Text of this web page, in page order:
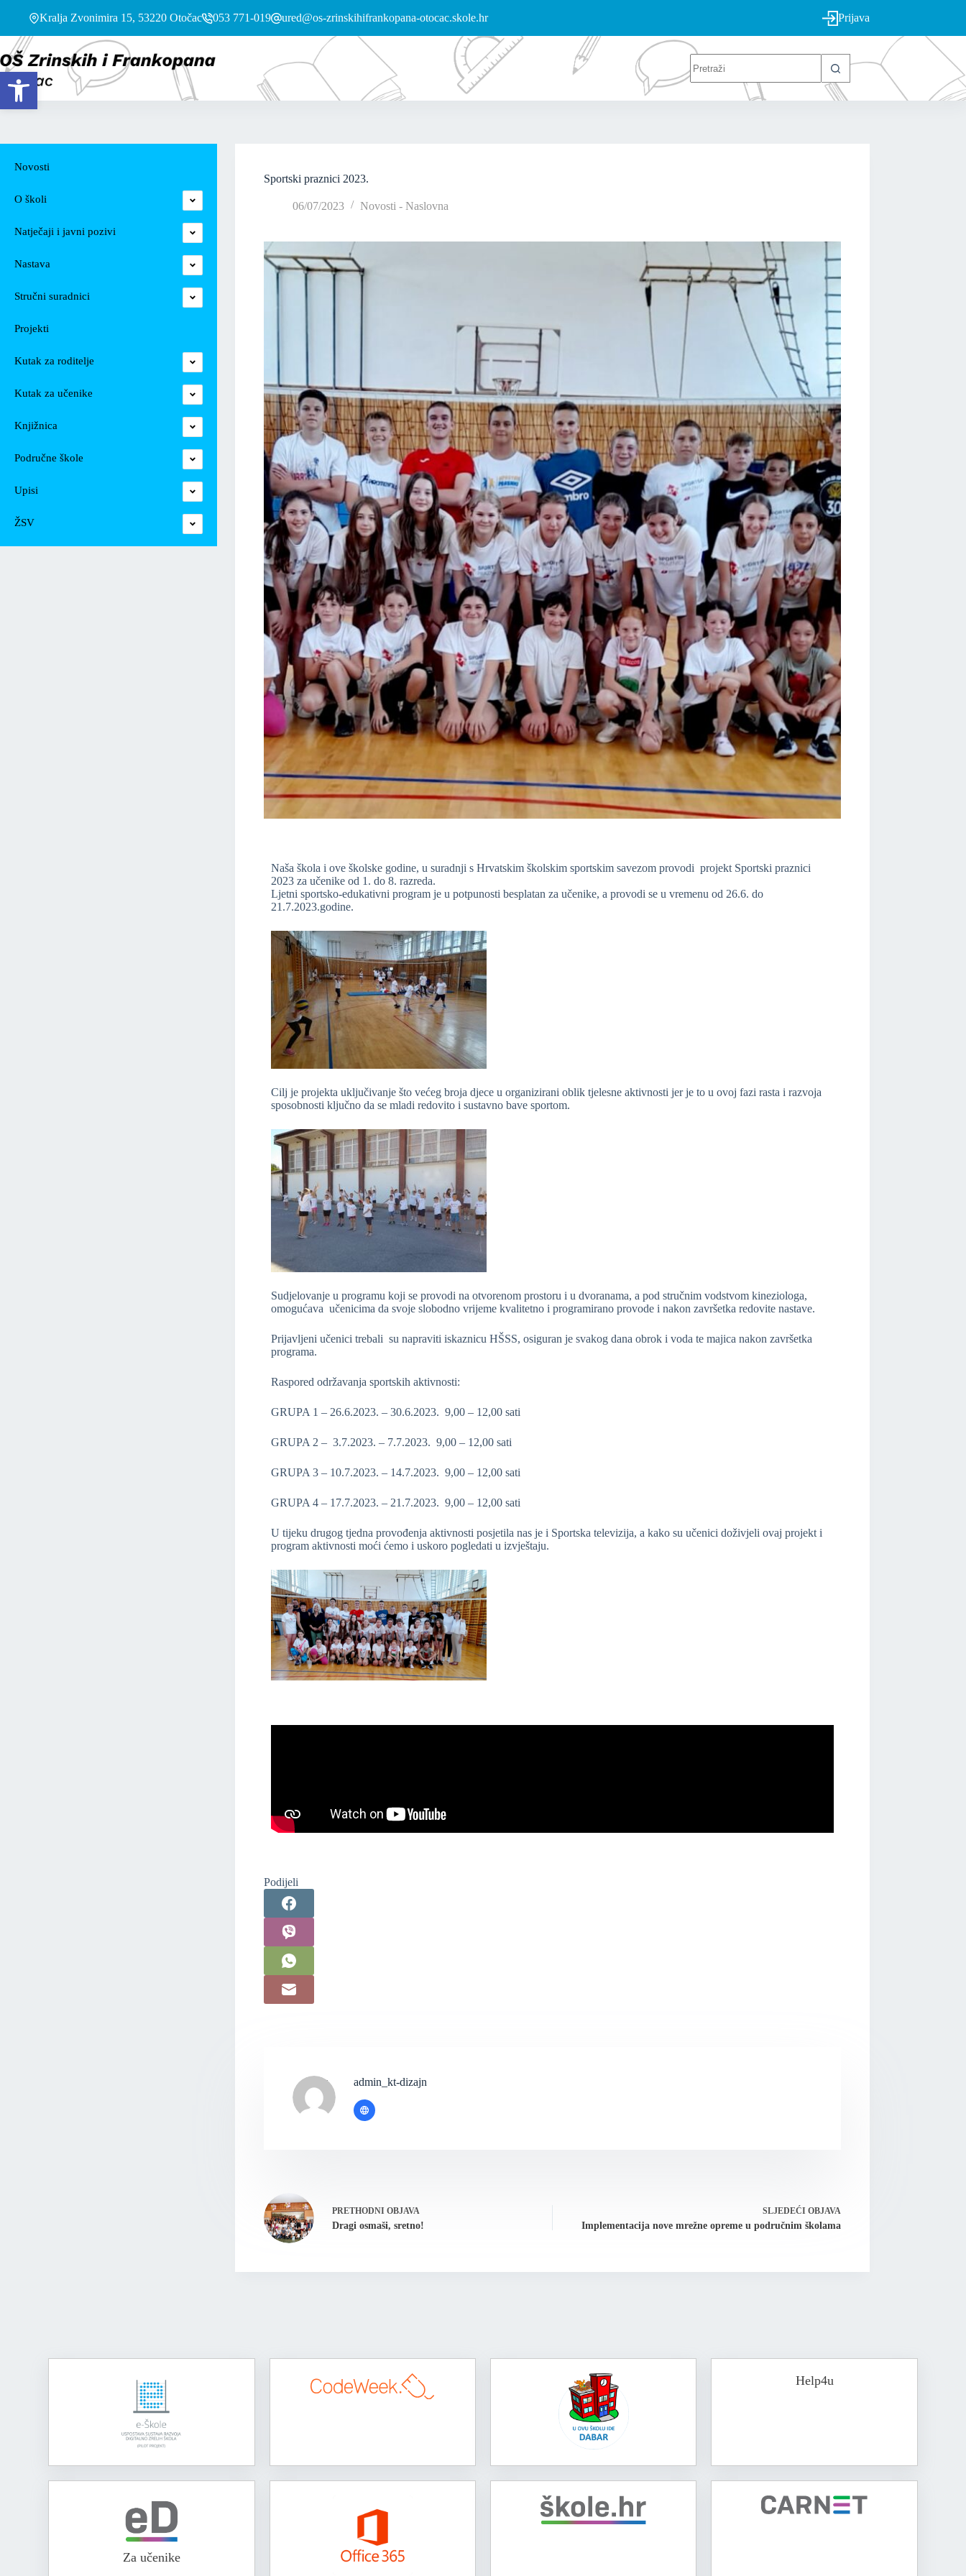
Open toolbar
Kralja Zvonimira 15, 53220 Otočac 053 771-019 ured@os-zrinskihifrankopana-otocac.skole.hr Prijava
Sportski praznici 2023.
06/07/2023 Novosti - Naslovna
Naša škola i ove školske godine, u suradnji s Hrvatskim školskim sportskim savezom provodi projekt Sportski praznici
2023 za učenike od 1. do 8. razreda.
Ljetni sportsko-edukativni program je u potpunosti besplatan za učenike, a provodi se u vremenu od 26.6. do
21.7.2023.godine.
Cilj je projekta uključivanje što većeg broja djece u organizirani oblik tjelesne aktivnosti jer je to u ovoj fazi rasta i razvoja
sposobnosti ključno da se mladi redovito i sustavno bave sportom.
Sudjelovanje u programu koji se provodi na otvorenom prostoru i u dvoranama, a pod stručnim vodstvom kineziologa,
omogućava učenicima da svoje slobodno vrijeme kvalitetno i programirano provode i nakon završetka redovite nastave.
Prijavljeni učenici trebali su napraviti iskaznicu HŠSS, osiguran je svakog dana obrok i voda te majica nakon završetka
programa.
Raspored održavanja sportskih aktivnosti:
GRUPA 1 – 26.6.2023. – 30.6.2023. 9,00 – 12,00 sati
GRUPA 2 – 3.7.2023. – 7.7.2023. 9,00 – 12,00 sati
GRUPA 3 – 10.7.2023. – 14.7.2023. 9,00 – 12,00 sati
GRUPA 4 – 17.7.2023. – 21.7.2023. 9,00 – 12,00 sati
U tijeku drugog tjedna provođenja aktivnosti posjetila nas je i Sportska televizija, a kako su učenici doživjeli ovaj projekt i
program aktivnosti moći ćemo i uskoro pogledati u izvještaju.
Podijeli
admin_kt-dizajn
PRETHODNI OBJAVA
Dragi osmaši, sretno!
SLJEDEĆI OBJAVA
Implementacija nove mrežne opreme u područnim školama
Novosti
O školi
Natječaji i javni pozivi
Nastava
Stručni suradnici
Projekti
Kutak za roditelje
Kutak za učenike
Knjižnica
Područne škole
Upisi
ŽSV
Help4u
Za učenike